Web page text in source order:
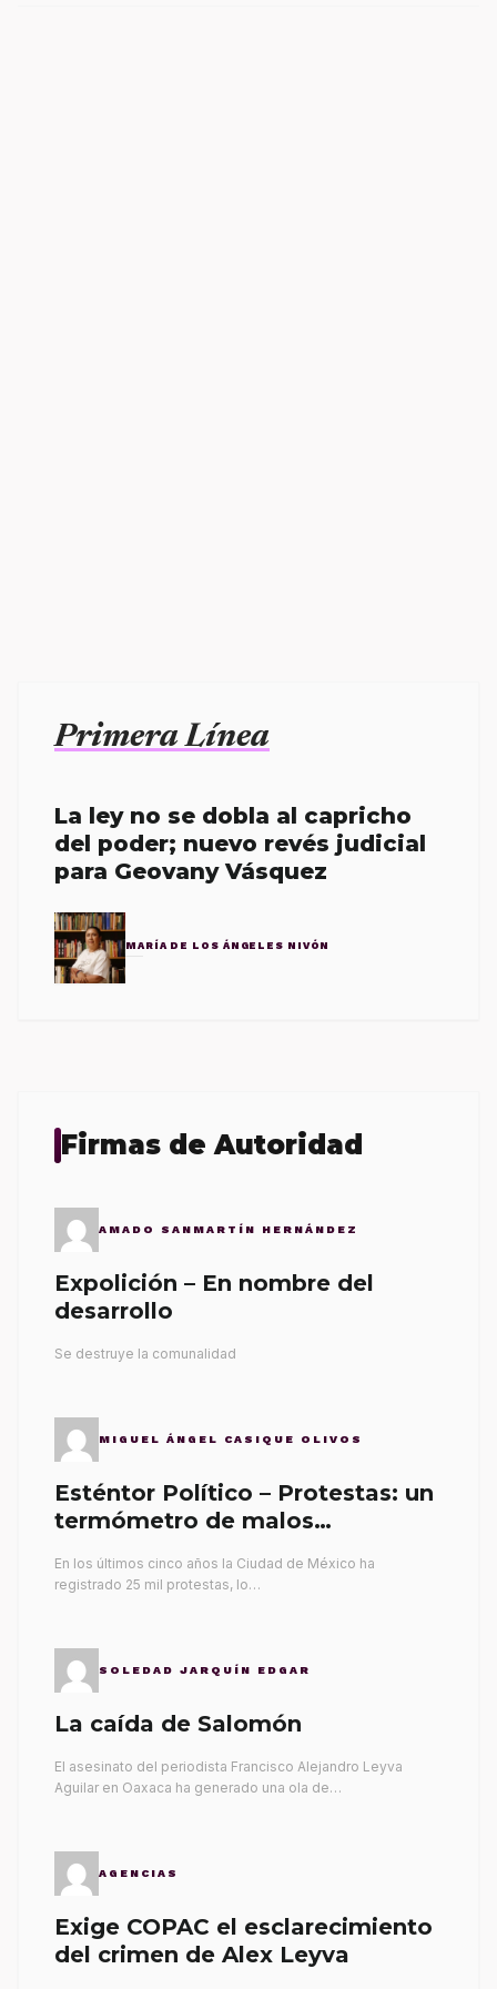
Primera Línea
La ley no se dobla al capricho
del poder; nuevo revés judicial
para Geovany Vásquez
MARÍA DE LOS ÁNGELES NIVÓN
Firmas de Autoridad
AMADO SANMARTÍN HERNÁNDEZ
Expolición – En nombre del
desarrollo
Se destruye la comunalidad
MIGUEL ÁNGEL CASIQUE OLIVOS
Esténtor Político – Protestas: un
termómetro de malos
En los últimos cinco años la Ciudad de México ha
registrado 25 mil protestas, lo…
SOLEDAD JARQUÍN EDGAR
La caída de Salomón
El asesinato del periodista Francisco Alejandro Leyva
Aguilar en Oaxaca ha generado una ola de…
AGENCIAS
Exige COPAC el esclarecimiento
del crimen de Alex Leyva